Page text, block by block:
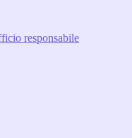
responsabile